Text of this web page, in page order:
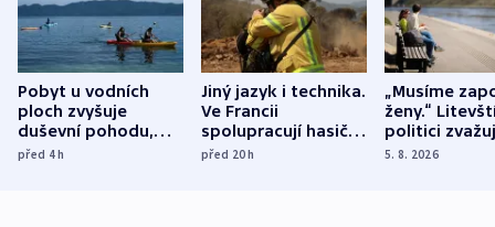
Pobyt u vodních
ploch zvyšuje
duševní pohodu,
ukázala
před 4h
Jiný jazyk i technika.
Ve Francii
spolupracují hasiči z
různých zemí
před 20h
„Musíme
ženy.“
politici
dohodu o
5. 8. 2026